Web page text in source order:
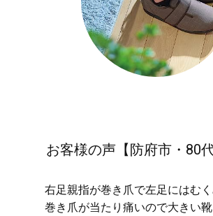
お客様の声【防府市・80代
右足親指が巻き爪で左足にはむく
巻き爪が当たり痛いので大きい